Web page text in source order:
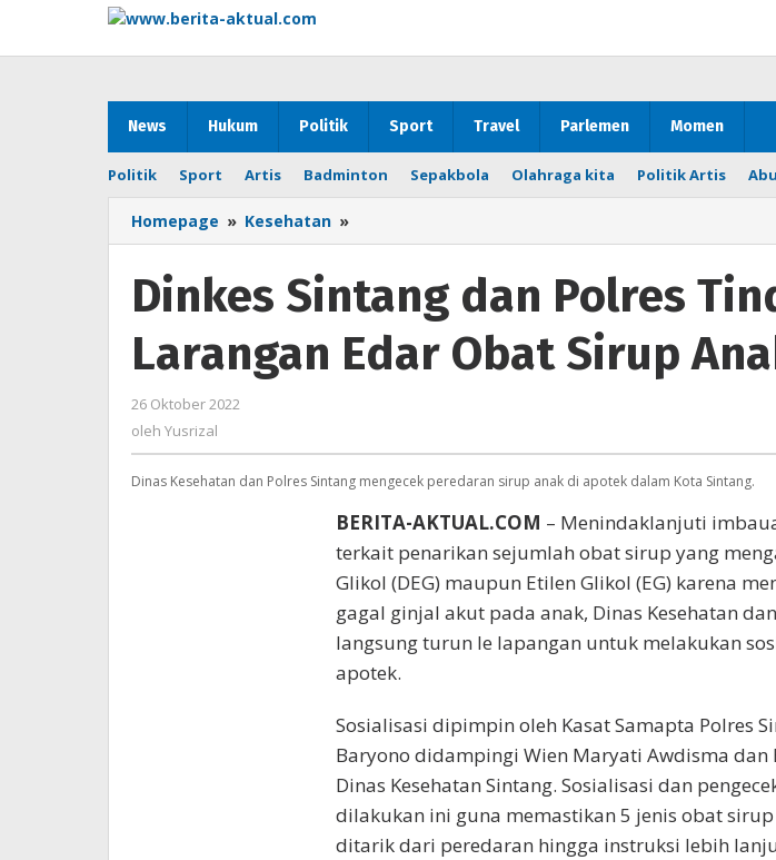
konten
News Hukum Politik Sport Travel Parlemen Momen
Politik Sport Artis Badminton Sepakbola Olahraga kita Politik Artis
Homepage » Kesehatan »
Sintang
Polres
Tindak
Lanjuti
Larangan
Anak
Dinkes Sintang dan Polres
Larangan Edar Obat Sirup
26 Oktober 2022
oleh Yusrizal
Dinas Kesehatan dan Polres Sintang mengecek peredaran sirup anak di apotek dalam Kota Sintang.
BERITA-AKTUAL.COM – Menindaklanjuti
terkait penarikan sejumlah obat sirup yang
Glikol (DEG) maupun Etilen Glikol (EG) karena
gagal ginjal akut pada anak, Dinas Kesehatan
langsung turun le lapangan untuk melakukan
apotek.
Sosialisasi dipimpin oleh Kasat Samapta Polres
Baryono didampingi Wien Maryati Awdisma dan
Dinas Kesehatan Sintang. Sosialisasi dan
dilakukan ini guna memastikan 5 jenis obat
ditarik dari peredaran hingga instruksi lebih